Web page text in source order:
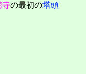
寺の最初の塔頭